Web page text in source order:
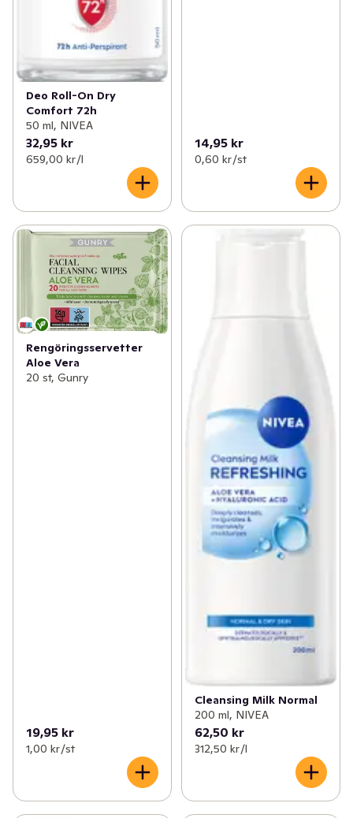
Deo Roll-On Dry
Comfort 72h
50 ml, NIVEA
32,95 kr
659,00 kr /l
14,95 kr
0,60 kr /st
Rengöringsservetter
Aloe Vera
20 st, Gunry
19,95 kr
1,00 kr /st
Cleansing Milk Normal
200 ml, NIVEA
62,50 kr
312,50 kr /l